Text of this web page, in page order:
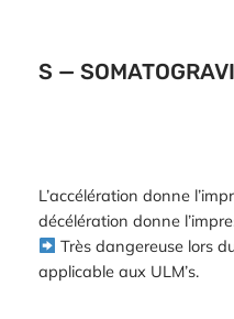
S —
L’accélération donne
décélération donne
Très dangereuse lors
applicable aux ULM’s.